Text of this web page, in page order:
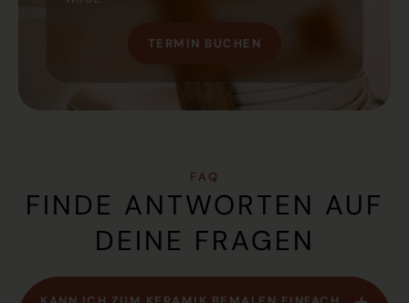
TERMIN BUCHEN
FAQ
FINDE ANTWORTEN AUF
DEINE FRAGEN